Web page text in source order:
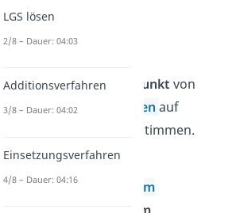
Scheitelpunkt
bestimmen
Du kannst denScheitelpunkt von
quadratischen Funktionen auf
verschiedene Weisen bestimmen.
Zum Beispiel mithilfe
derScheitelpunktform
LGS lösen
2/8 – Dauer: 04:03
Additionsverfahren
3/8 – Dauer: 04:02
Einsetzungsverfahren
4/8 – Dauer: 04:16